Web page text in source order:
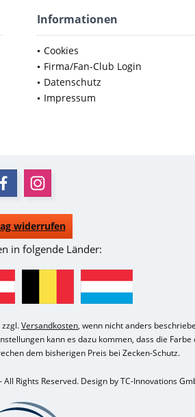
Informationen
Cookies
Firma/Fan-Club Login
Datenschutz
Impressum
widerrufen
in folgende Länder:
Versandkosten, wenn nicht anders
kann es dazu kommen, dass die
dem bisherigen Preis bei Zecken-Schutz.
Rights Reserved. Design byTC-Innovations